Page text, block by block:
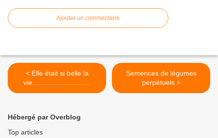
Ajouter un commentaire
< Elle était si belle la
vie..............................
Semences de légumes
perpétuels >
Hébergé par Overblog
Top articles